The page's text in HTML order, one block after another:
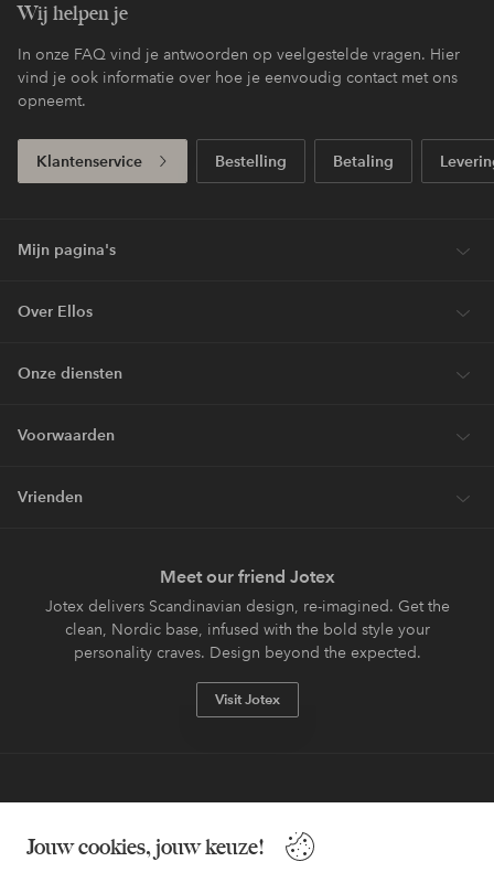
Jouw cookies, jouw keuze!
Wij helpen je
In onze FAQ vind je antwoorden op veelgestelde vragen. Hier
vind je ook informatie over hoe je eenvoudig contact met ons
opneemt.
Klantenservice Bestelling Betaling
Mijn pagina's
Over Ellos
Onze diensten
Voorwaarden
Vrienden
Meet our friend Jotex
Jotex delivers Scandinavian design, re-imagined. Get the
clean, Nordic base, infused with the bold style your
personality craves. Design beyond the expected.
Visit Jotex
Wil je meer weten over
onze betaalopties